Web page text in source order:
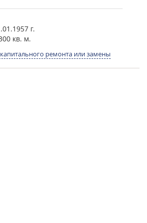
г.
кв. м.
ремонта или замены